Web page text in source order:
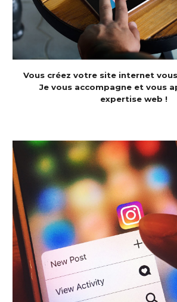
Vous créez votre site internet
Je vous accompagne et vous
expertise web !